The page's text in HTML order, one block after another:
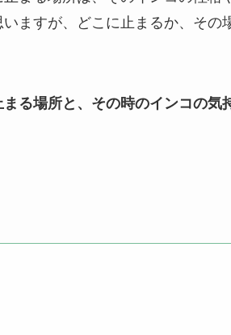
ますが、どこに止まるか、そ
る場所と、その時のインコの気